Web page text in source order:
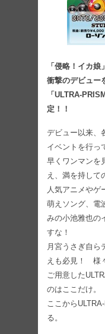
「侵略！イカ
衝撃のデビュー
「
定！！
デビュー以来、
イベントを行っ
早くワンマンを
え、満を持して
人気アニメやゲ
萌えソング、電
みの小池雅也の
すな！
月宮うさぎ自ら
えも必見！ 様
ご用意した
のはここだけ。
ここから
る。